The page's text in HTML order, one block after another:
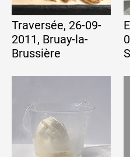
Traversée, 26-09-
2011, Bruay-la-
Brussière